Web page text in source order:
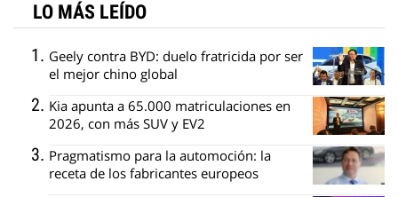
LO MÁS LEÍDO
Geely contra BYD: duelo fratricida por ser
el mejor chino global
Kia apunta a 65.000 matriculaciones en
2026, con más SUV y EV2
Pragmatismo para la automoción: la
receta de los fabricantes europeos